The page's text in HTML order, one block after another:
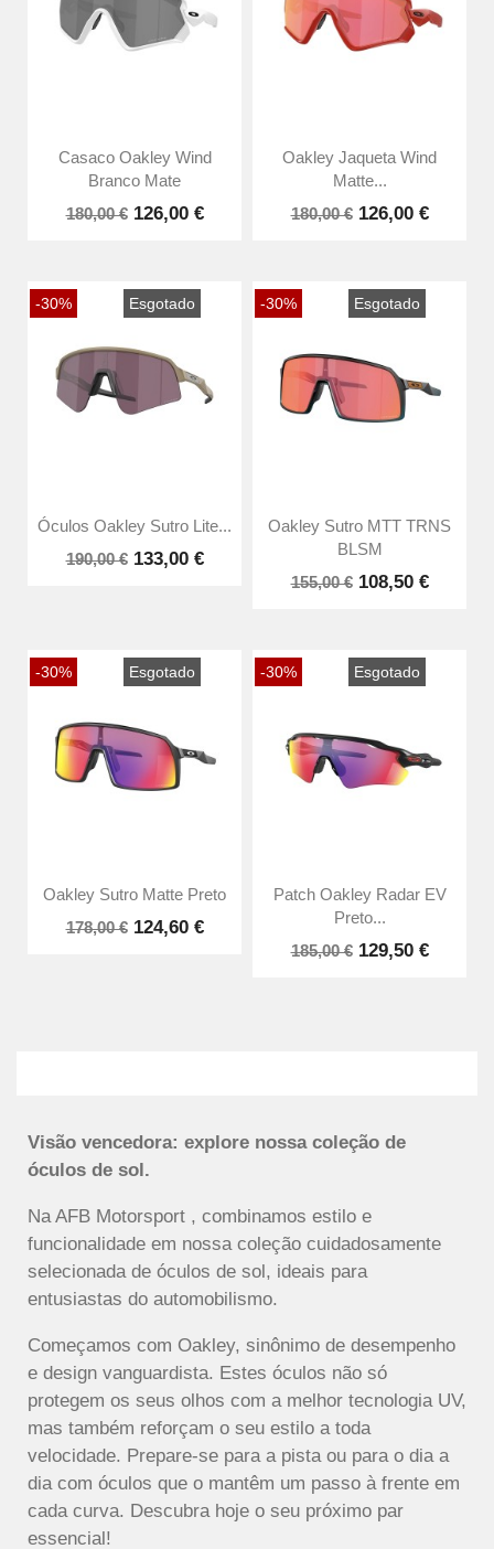
Casaco Oakley Wind
Branco Mate
180,00 € 126,00 €
Oakley Jaqueta Wind
Matte...
180,00 € 126,00 €
-30% Esgotado
Óculos Oakley Sutro Lite...
190,00 € 133,00 €
-30% Esgotado
Oakley Sutro MTT TRNS
BLSM
155,00 € 108,50 €
-30% Esgotado
Oakley Sutro Matte Preto
178,00 € 124,60 €
-30% Esgotado
Patch Oakley Radar EV
Preto...
185,00 € 129,50 €
Visão vencedora: explore nossa coleção de
óculos de sol.
Na AFB Motorsport , combinamos estilo e
funcionalidade em nossa coleção cuidadosamente
selecionada de óculos de sol, ideais para
entusiastas do automobilismo.
Começamos com Oakley, sinônimo de desempenho
e design vanguardista. Estes óculos não só
protegem os seus olhos com a melhor tecnologia UV,
mas também reforçam o seu estilo a toda
velocidade. Prepare-se para a pista ou para o dia a
dia com óculos que o mantêm um passo à frente em
cada curva. Descubra hoje o seu próximo par
essencial!